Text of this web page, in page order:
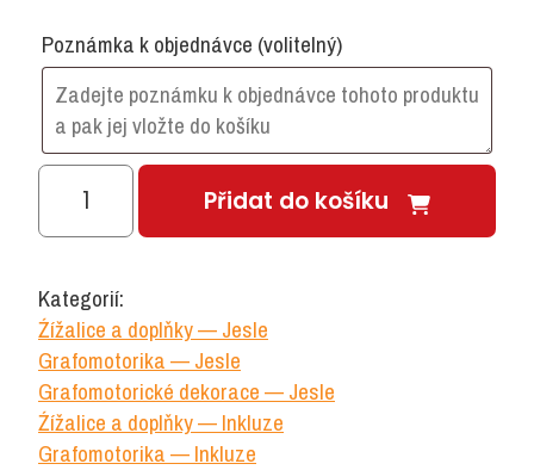
Poznámka k objednávce (volitelný)
Žížalice
sada
deska
modrá
množství
Přidat do košíku
Kategorií:
Źížalice a doplňky — Jesle
Grafomotorika — Jesle
Grafomotorické dekorace — Jesle
Źížalice a doplňky — Inkluze
Grafomotorika — Inkluze